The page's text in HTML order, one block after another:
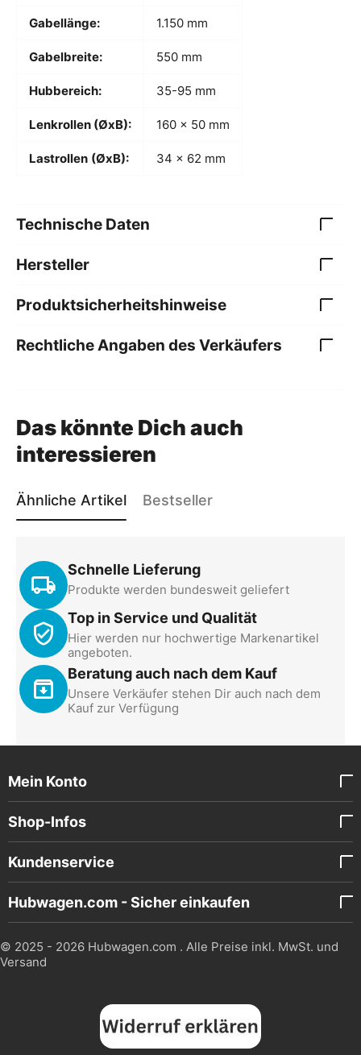
Gabellänge: 1.150 mm
Gabelbreite: 550 mm
Hubbereich: 35-95 mm
Lenkrollen (ØxB): 160 x 50 mm
Lastrollen (ØxB): 34 x 62 mm
Technische Daten
Hersteller
Produktsicherheitshinweise
Rechtliche Angaben des Verkäufers
Das könnte Dich auch
interessieren
Ähnliche Artikel Bestseller
Tragkraft, 51 mm
Einfahrhöhe flacher
niedriger Hubwagen
Art.-Nr.: HUF51
Auf Lager
599,00€
OSWALD Transportgeräte
Schnelle Lieferung
Produkte werden bundesweit geliefert
Top in Service und Qualität
Hier werden nur hochwertige Markenartikel
angeboten.
Beratung auch nach dem Kauf
Unsere Verkäufer stehen Dir auch nach dem
Kauf zur Verfügung
Mein Konto
Shop-Infos
Kundenservice
Hubwagen.com - Sicher einkaufen
© 2025 - 2026 Hubwagen.com . Alle Preise inkl. MwSt. und
Versand